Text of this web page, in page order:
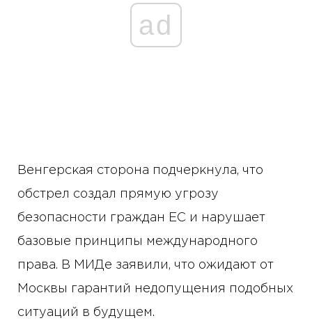
ad
Венгерская сторона подчеркнула, что
обстрел создал прямую угрозу
безопасности граждан ЕС и нарушает
базовые принципы международного
права. В МИДе заявили, что ожидают от
Москвы гарантий недопущения подобных
ситуаций в будущем.